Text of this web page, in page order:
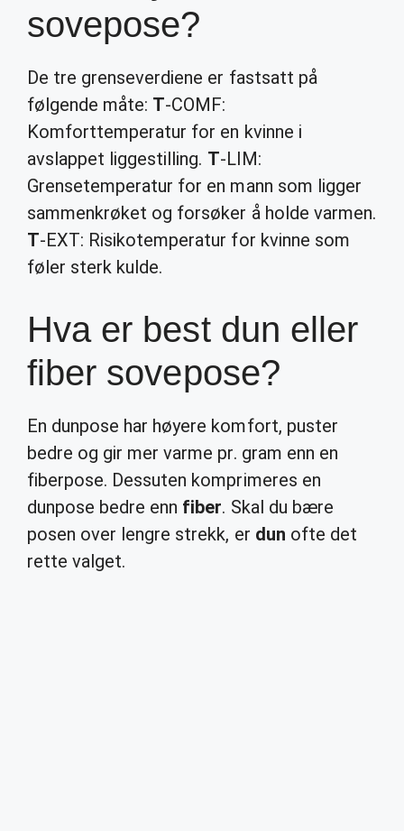
sovepose?
De tre grenseverdiene er fastsatt på
følgende måte: T-COMF:
Komforttemperatur for en kvinne i
avslappet liggestilling. T-LIM:
Grensetemperatur for en mann som ligger
sammenkrøket og forsøker å holde varmen.
T-EXT: Risikotemperatur for kvinne som
føler sterk kulde.
Hva er best dun eller
fiber sovepose?
En dunpose har høyere komfort, puster
bedre og gir mer varme pr. gram enn en
fiberpose. Dessuten komprimeres en
dunpose bedre enn fiber. Skal du bære
posen over lengre strekk, er dun ofte det
rette valget.